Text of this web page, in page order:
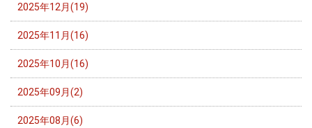
2025年12月(19)
2025年11月(16)
2025年10月(16)
2025年09月(2)
2025年08月(6)